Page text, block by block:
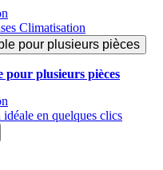
Climatisation
pour plusieurs pièces
plusieurs pièces
en quelques clics